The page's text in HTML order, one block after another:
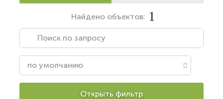
Найденообъектов: 1
Открыть фильтр